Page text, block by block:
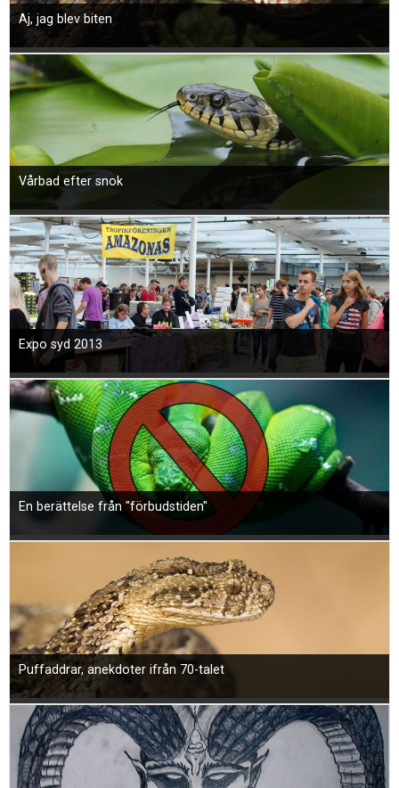
Aj, jag blev biten
Vårbad efter snok
Expo syd 2013
En berättelse från "förbudstiden"
Puffaddrar, anekdoter ifrån 70-talet